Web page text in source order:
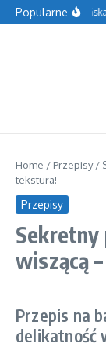
Przejdź do treści
Popularne
Szkoła
Home / Przepisy/
tekstura!
Przepisy
Sekretny
wiszącą
Przepis na
delikatność